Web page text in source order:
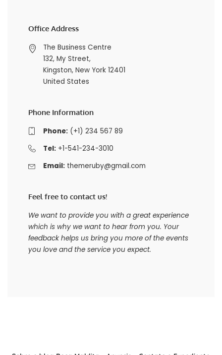
Office Address
The Business Centre
132, My Street,
Kingston, New York 12401
United States
Phone Information
Phone:(+1) 234 567 89
Tel:+1-541-234-3010
Email: themeruby@gmail.com
Feel free to contact us!
We want to provide you with a great experience
which is why we want to hear from you. Your
feedback helps us bring you more of the events
you love and the service you expect.